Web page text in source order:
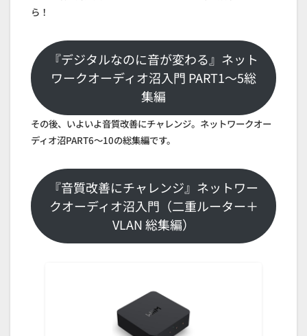
ら！
『デジタルなのに音が変わる』ネット
ワークオーディオ沼入門 PART1～5総
集編
その後、いよいよ音質改善にチャレンジ。ネットワークオー
ディオ沼PART6～10の総集編です。
『音質改善にチャレンジ』ネットワー
クオーディオ沼入門（二重ルーター＋
VLAN 総集編）